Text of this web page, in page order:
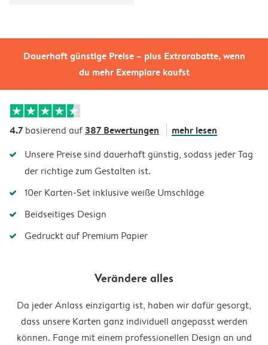
Dauerhaft günstige Preise – plus Extrarabatte, wenn
du mehr Exemplare kaufst
4.7 basierend auf387 Bewertungen mehr lesen
Unsere Preise sind dauerhaft günstig, sodass jeder Tag
der richtige zum Gestalten ist.
10er Karten-Set inklusive weiße Umschläge
Beidseitiges Design
Gedruckt auf Premium Papier
Verändere alles
Da jeder Anlass einzigartig ist, haben wir dafür gesorgt,
dass unsere Karten ganz individuell angepasst werden
können. Fange mit einem professionellen Design an und